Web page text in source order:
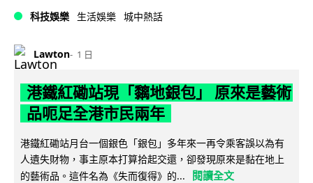
科技娛樂 生活娛樂 城中熱話
Lawton 1 日
港鐵紅磡站現「黐地銀包」 原來是藝術
品呃足全港市民兩年
港鐵紅磡站月台一個銀色「銀包」多年來一再令乘客誤以為有
人遺失財物，事主原本打算拾起交還，卻發現原來是黏在地上
的藝術品。這件名為《失而復得》的...
閱讀全文